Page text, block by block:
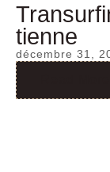
tienne
décembre 31,